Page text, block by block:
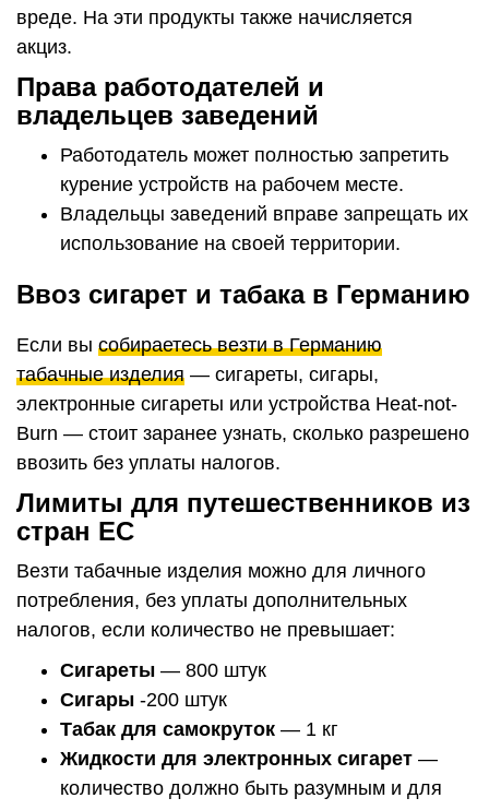
вреде. На эти продукты также начисляется
акциз.
Права работодателей и
владельцев заведений
Работодатель может полностью запретить
курение устройств на рабочем месте.
Владельцы заведений вправе запрещать их
использование на своей территории.
Ввоз сигарет и табака в Германию
Если вы собираетесь везти в Германию
табачные изделия — сигареты, сигары,
электронные сигареты или устройства Heat-not-
Burn — стоит заранее узнать, сколько разрешено
ввозить без уплаты налогов.
Лимиты для путешественников из
стран ЕС
Везти табачные изделия можно для личного
потребления, без уплаты дополнительных
налогов, если количество не превышает:
Сигареты — 800 штук
Сигары -200 штук
Табак для самокруток — 1 кг
Жидкости для электронных сигарет —
количество должно быть разумным и для